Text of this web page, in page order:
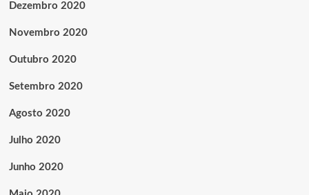
Dezembro 2020
Novembro 2020
Outubro 2020
Setembro 2020
Agosto 2020
Julho 2020
Junho 2020